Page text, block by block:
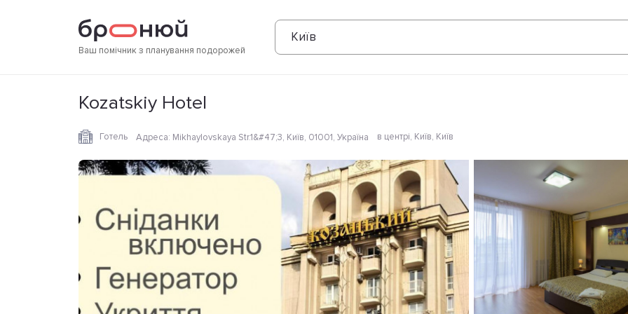
Ваш помічник з планування подорожей
Київ
Фотографії Зручності Розташування
Kozatskiy Hotel
Готель Адреса: Mikhaylovskaya Str.1&#47;3, Київ, 01001, Україна в центрі, Київ, Київ